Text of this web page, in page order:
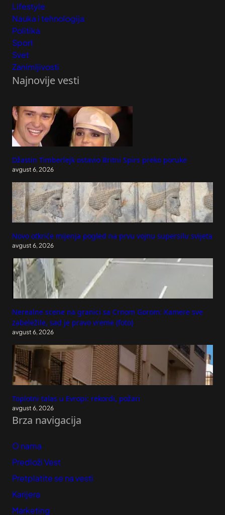
Lifestyle
Nauka i tehnologija
Politika
Sport
Svet
Zanimljivosti
Najnovije vesti
Džastin Timberlejk ostavio Britni Spirs preko poruke
avgust 6, 2026
Novo otkriće mijenja pogled na prvu vojnu supersilu svijeta
avgust 6, 2026
Nerealne scene na granici sa Crnom Gorom: Kamere sve
zabeležile, sad je pravo vreme (foto)
avgust 6, 2026
Toplotni talas u Evropi: rekordi, požari
avgust 6, 2026
Brza navigacija
O nama
Predloži Vest
Pretplatite se na vesti
Karijera
Marketing